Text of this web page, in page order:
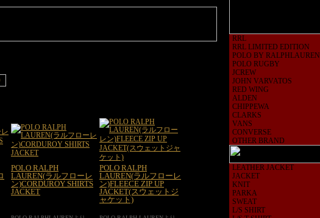
POLO RALPH
LAUREN(ラルフローレ
ン)CORDUROY SHIRTS
JACKET
POLO RALPH
LAUREN(ラルフローレ
ン)FLEECE ZIP UP
JACKET(スウェットジ
ャケット)
RRL
RRL LIMITED EDITION
POLO BY RALPHLAUREN
POLO RUGBY
JCREW
JOHN VARVATOS
RED WING
ALDEN
CHIPPEWA
CLARKS
VANS
CONVERSE
OTHER BRAND
LEATHER JACKET
JACKET
KNIT
PARKA
SWEAT
L/S SHIRT